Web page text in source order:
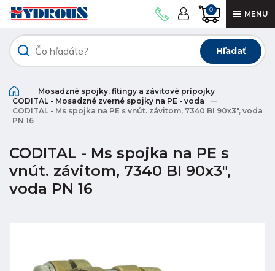
0 MENU
Hľadať
Mosadzné spojky, fitingy a závitové prípojky
CODITAL - Mosadzné zverné spojky na PE - voda
CODITAL - Ms spojka na PE s vnút. závitom, 7340 BI 90x3", voda
PN 16
CODITAL - Ms spojka na PE s
vnút. závitom, 7340 BI 90x3",
voda PN 16